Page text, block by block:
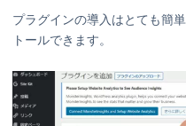
プラグインの導入はとても簡
トールできます。